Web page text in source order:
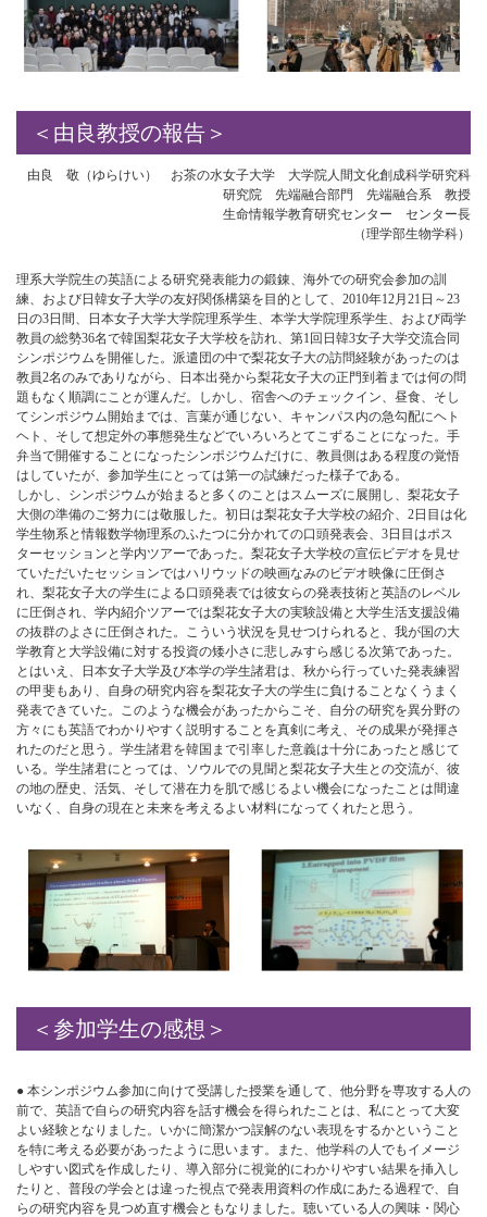
＜由良教授の報告＞
由良 敬（ゆらけい） お茶の水女子大学 大学院人間文化創成科学研究科
研究院 先端融合部門 先端融合系 教授
生命情報学教育研究センター センター長
（理学部生物学科）
理系大学院生の英語による研究発表能力の鍛錬、海外での研究会参加の訓
練、および日韓女子大学の友好関係構築を目的として、2010年12月21日～23
日の3日間、日本女子大学大学院理系学生、本学大学院理系学生、および両学
教員の総勢36名で韓国梨花女子大学校を訪れ、第1回日韓3女子大学交流合同
シンポジウムを開催した。派遣団の中で梨花女子大の訪問経験があったのは
教員2名のみでありながら、日本出発から梨花女子大の正門到着までは何の問
題もなく順調にことが運んだ。しかし、宿舎へのチェックイン、昼食、そし
てシンポジウム開始までは、言葉が通じない、キャンパス内の急勾配にヘト
ヘト、そして想定外の事態発生などでいろいろとてこずることになった。手
弁当で開催することになったシンポジウムだけに、教員側はある程度の覚悟
はしていたが、参加学生にとっては第一の試練だった様子である。
しかし、シンポジウムが始まると多くのことはスムーズに展開し、梨花女子
大側の準備のご努力には敬服した。初日は梨花女子大学校の紹介、2日目は化
学生物系と情報数学物理系のふたつに分かれての口頭発表会、3日目はポス
ターセッションと学内ツアーであった。梨花女子大学校の宣伝ビデオを見せ
ていただいたセッションではハリウッドの映画なみのビデオ映像に圧倒さ
れ、梨花女子大の学生による口頭発表では彼女らの発表技術と英語のレベル
に圧倒され、学内紹介ツアーでは梨花女子大の実験設備と大学生活支援設備
の抜群のよさに圧倒された。こういう状況を見せつけられると、我が国の大
学教育と大学設備に対する投資の矮小さに悲しみすら感じる次第であった。
とはいえ、日本女子大学及び本学の学生諸君は、秋から行っていた発表練習
の甲斐もあり、自身の研究内容を梨花女子大の学生に負けることなくうまく
発表できていた。このような機会があったからこそ、自分の研究を異分野の
方々にも英語でわかりやすく説明することを真剣に考え、その成果が発揮さ
れたのだと思う。学生諸君を韓国まで引率した意義は十分にあったと感じて
いる。学生諸君にとっては、ソウルでの見聞と梨花女子大生との交流が、彼
の地の歴史、活気、そして潜在力を肌で感じるよい機会になったことは間違
いなく、自身の現在と未来を考えるよい材料になってくれたと思う。
＜参加学生の感想＞
● 本シンポジウム参加に向けて受講した授業を通して、他分野を専攻する人の
前で、英語で自らの研究内容を話す機会を得られたことは、私にとって大変
よい経験となりました。いかに簡潔かつ誤解のない表現をするかということ
を特に考える必要があったように思います。また、他学科の人でもイメージ
しやすい図式を作成したり、導入部分に視覚的にわかりやすい結果を挿入し
たりと、普段の学会とは違った視点で発表用資料の作成にあたる過程で、自
らの研究内容を見つめ直す機会ともなりました。聴いている人の興味・関心